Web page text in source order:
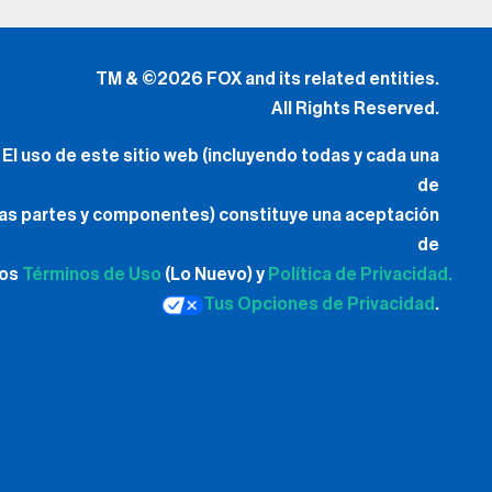
de
las partes y componentes) constituye una aceptación
Política de Privacidad.
Tus Opciones de Privacidad